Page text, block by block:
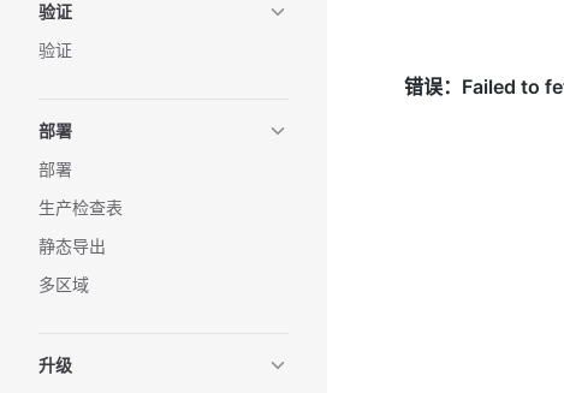
验证
验证
部署
部署
生产检查表
静态导出
多区域
升级